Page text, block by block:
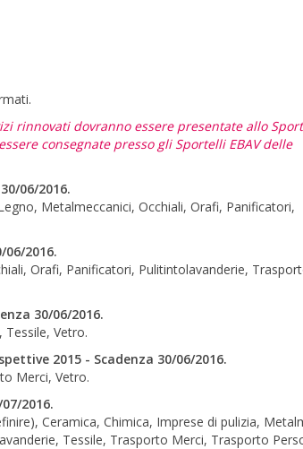
rinnovati dovranno essere presentate allo
consegnate presso gli Sportelli EBAV delle
06/2016.
Metalmeccanici, Occhiali, Orafi, Panificatori,
2016.
Orafi, Panificatori, Pulitintolavanderie,
30/06/2016.
Vetro.
2015 - Scadenza 30/06/2016.
Merci, Vetro.
2016.
Ceramica, Chimica, Imprese di pulizia,
Tessile, Trasporto Merci, Trasporto